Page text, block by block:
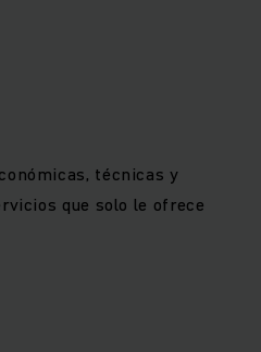
técnicas y
que solo le ofrece